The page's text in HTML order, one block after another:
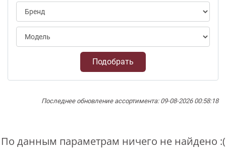
Подобрать
Последнее обновление ассортимента: 09-08-2026 00:58:18
По данным параметрам ничего не найдено :(